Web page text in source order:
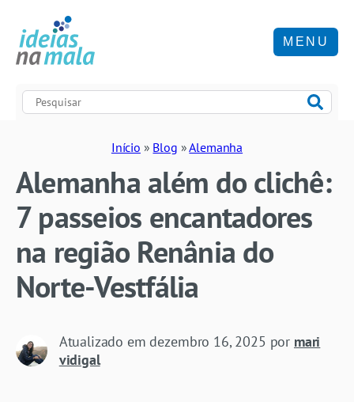
MENU
Início » Blog »Alemanha
Alemanha além do clichê:
7 passeios encantadores
na região Renânia do
Norte-Vestfália
Atualizado em dezembro 16, 2025 por mari
vidigal